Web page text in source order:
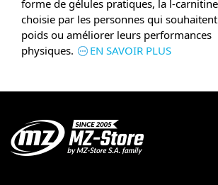
forme de gélules pratiques, la l-
choisie par les personnes qui
poids ou améliorer leurs performances
physiques.
EN SAVOIR PLUS